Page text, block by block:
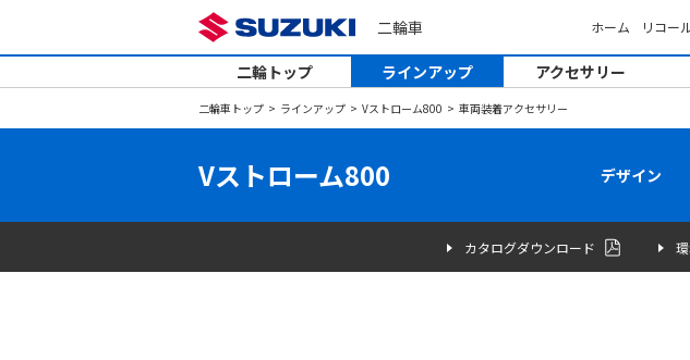
二輪車 ホーム リコー
二輪トップ ラインアップ アクセサリー
二輪車トップ ラインアップ Vストローム800 車両装着アクセサリー
Vストローム800 デザイン
カタログダウンロード